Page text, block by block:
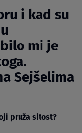
i kad su
mi je
Sejšelima
pruža sitost?